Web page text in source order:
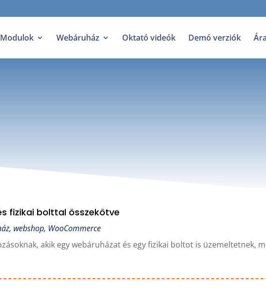
Modulok Webáruház Oktató videók Demó verziók
fizikai bolttal összekötve
, webshop, WooCommerce
akik egy webáruházat és egy fizikai boltot is üzemeltetnek,